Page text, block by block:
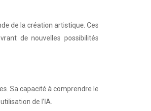
de la création artistique. Ces
de nouvelles possibilités
Sa capacité à comprendre le
de l’IA.